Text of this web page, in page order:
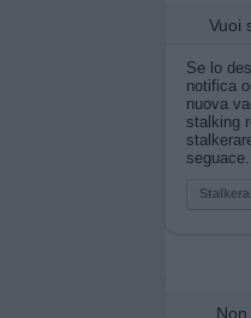
Vuoi
Se lo
notifica
nuova
stalking
seguace.
Stalkera